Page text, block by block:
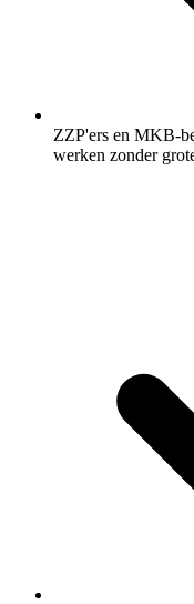
ZZP'ers en MKB-
werken zonder